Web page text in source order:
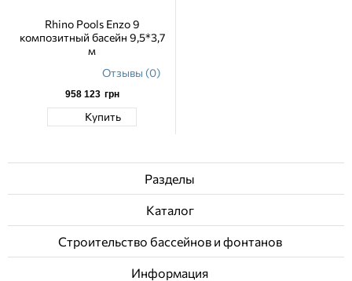
Rhino Pools Enzo 9
композитный басейн 9,5*3,7
м
Отзывы (0)
958 123 грн
Купить
Разделы
Каталог
Строительство бассейнов и фонтанов
Информация